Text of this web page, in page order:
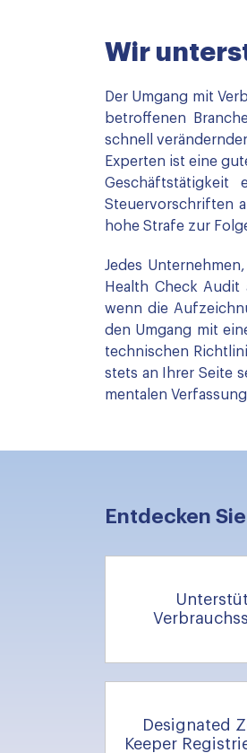
Wir
Der Umgang mit
betroffenen
schnell
Experten ist eine
Steuervorschriften
hohe Strafe zur
Jedes
Health Check
wenn die
den Umgang mit
technischen
stets an Ihrer Seite
mentalen
Entdecken
Designated
Keeper